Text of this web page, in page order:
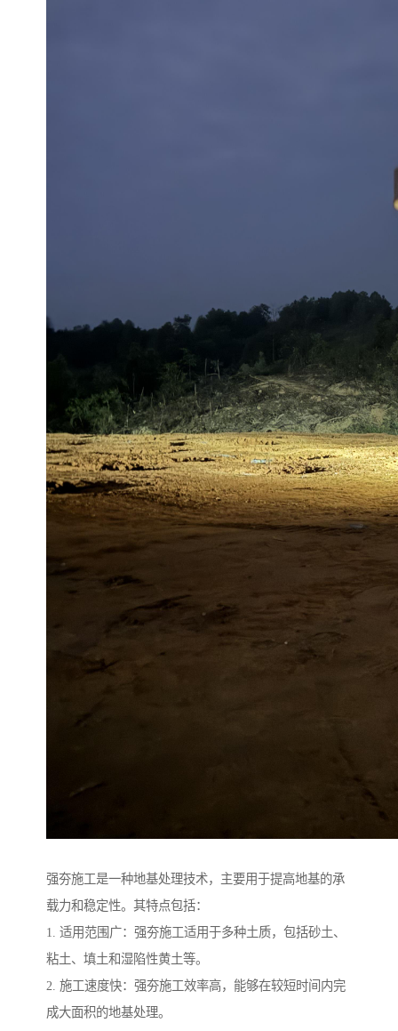
强夯施工是一种地基处理技术，主要用于提高地基的承
载力和稳定性。其特点包括：
1. 适用范围广：强夯施工适用于多种土质，包括砂土、
粘土、填土和湿陷性黄土等。
2. 施工速度快：强夯施工效率高，能够在较短时间内完
成大面积的地基处理。